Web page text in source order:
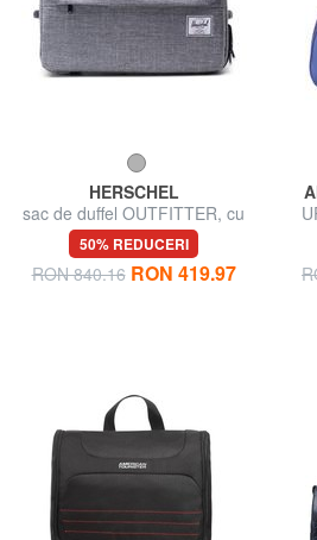
HERSCHEL
sac de duffel OUTFITTER, cu
curele de umăr retractabile
50% REDUCERI
RON 840.16 RON 419.97